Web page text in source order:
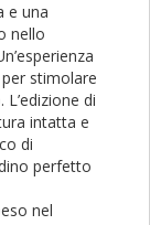
e una
nello
stimolare
di
intatta e
di
perfetto
nel